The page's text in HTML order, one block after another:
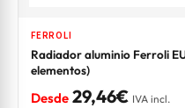
FERROLI
Radiador aluminio Ferroli
elementos)
Desde 29,46€ IVA incl.